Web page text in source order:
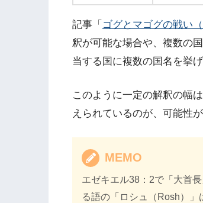
記事「 ゴグとマゴグの戦い
釈が可能な場合や、複数の
当する国に複数の国名を挙
このように一定の解釈の幅
えられているのが、可能性
MEMO
エゼキエル38：2で「大首
る語の「ロシュ（Rosh）